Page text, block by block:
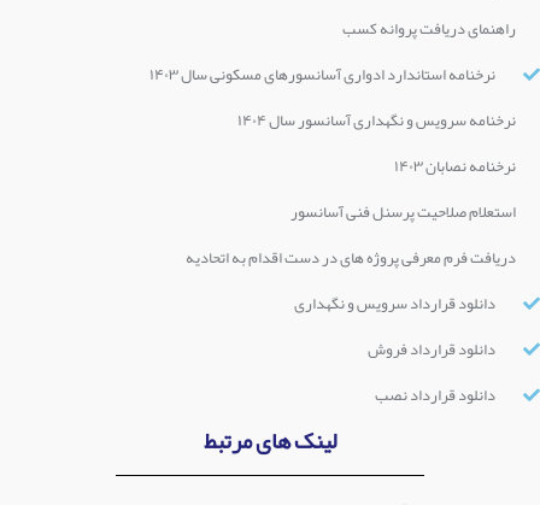
راهنمای دریافت پروانه کسب
نرخنامه استاندارد ادواری آسانسورهای مسکونی سال ۱۴۰۳
نرخنامه سرویس و نگهداری آسانسور سال ۱۴۰۴
نرخنامه نصابان ۱۴۰۳
استعلام صلاحیت پرسنل فنی آسانسور
دریافت فرم معرفی پروژه های در دست اقدام به اتحادیه
دانلود قرارداد سرویس و نگهداری
دانلود قرارداد فروش
دانلود قرارداد نصب
لینک های مرتبط